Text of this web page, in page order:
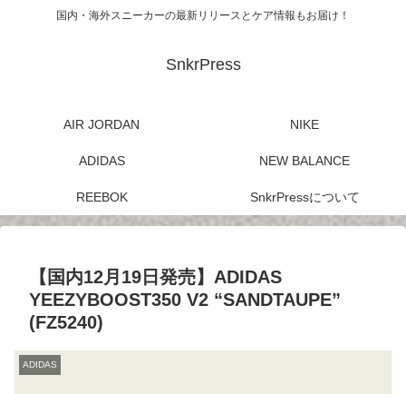
国内・海外スニーカーの最新リリースとケア情報もお届け！
SnkrPress
AIR JORDAN NIKE
ADIDAS NEW BALANCE
REEBOK SnkrPressについて
【国内12月19日発売】ADIDAS
YEEZYBOOST350 V2 “SANDTAUPE”
(FZ5240)
ADIDAS